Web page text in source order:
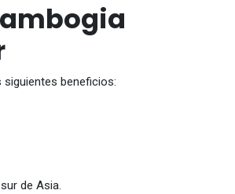
siguientes beneficios:
de Asia.